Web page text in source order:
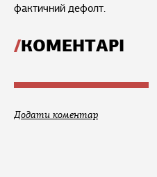
фактичний дефолт.
КОМЕНТАРІ
Додати коментар